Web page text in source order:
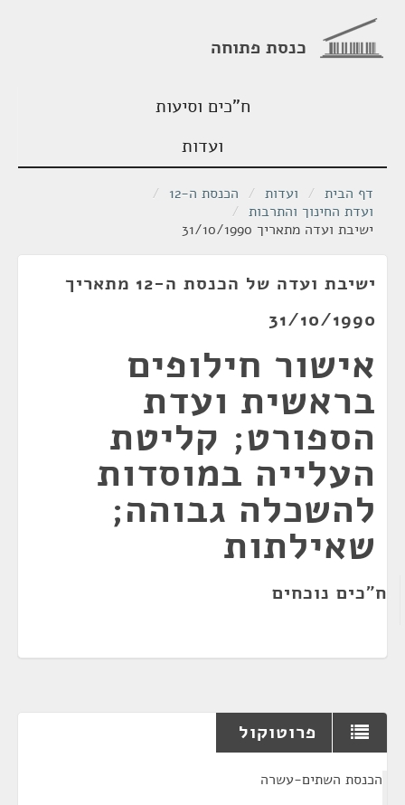
כנסת פתוחה
ח"כים וסיעות
ועדות
דף הבית / ועדות / הכנסת ה-12
/
ועדת החינוך והתרבות /
ישיבת ועדה מתאריך 31/10/1990
ישיבת ועדה של הכנסת ה-12 מתאריך
31/10/1990
אישור חילופים
בראשית ועדת
הספורט; קליטת
העלייה במוסדות
להשכלה גבוהה;
שאילתות
ח"כים נוכחים
פרוטוקול
הכנסת השתים-עשרה